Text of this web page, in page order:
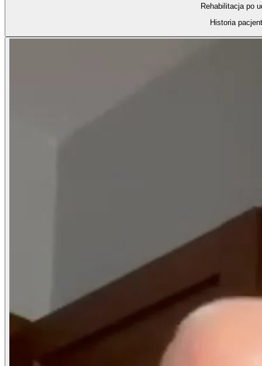
Rehabilitacja po
Historia